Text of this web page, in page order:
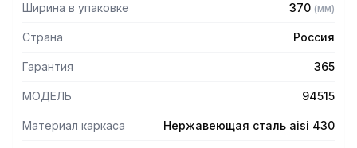
Ширина в упаковке 370 (мм)
Страна Россия
Гарантия 365
МОДЕЛЬ 94515
Материал каркаса Нержавеющая сталь aisi 430